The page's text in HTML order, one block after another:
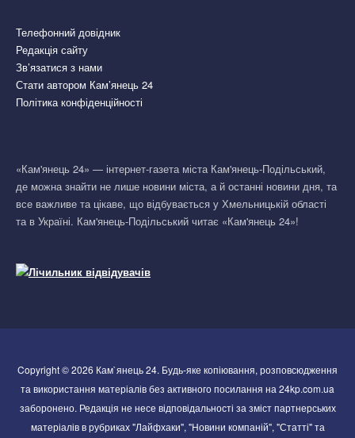
Телефонний довідник
Редакція сайту
Зв’язатися з нами
Стати автором Кам’янець 24
Політика конфіденційності
«Кам'янець 24» — інтернет-газета міста Кам'янець-Подільський,
де можна знайти не лише новини міста, а й останні новини дня, та
все важливе та цікаве, що відбувається у Хмельницькій області
та в Україні. Кам'янець-Подільський читає «Кам'янець 24»!
Copyright © 2026 Кам`янець 24. Будь-яке копіювання, розповсюдження
та використання матеріалів без активного посилання на 24kp.com.ua
заборонено. Редакція не несе відповідальності за зміст партнерських
матеріалів в рубриках "Лайфхаки", "Новини компаній", "Статті" та